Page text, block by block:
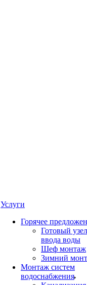
Услуги
Горячее
Готовый узел
ввода воды
Шеф монтаж
Зимний
Монтаж систем
водоснабжения